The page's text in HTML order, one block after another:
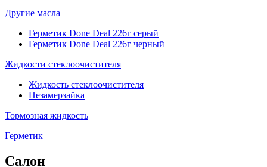
Другие масла
Герметик Done Deal 226г серый
Герметик Done Deal 226г черный
Жидкости стеклоочистителя
Жидкость стеклоочистителя
Незамерзайка
Тормозная жидкость
Герметик
Салон